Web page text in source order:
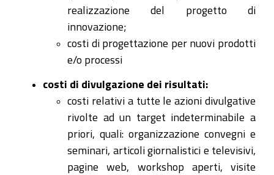
realizzazione del progetto di
innovazione;
costi di progettazione per nuovi prodotti
e/o processi
costi di divulgazione dei risultati:
costi relativi a tutte le azioni divulgative
rivolte ad un target indeterminabile a
priori, quali: organizzazione convegni e
seminari, articoli giornalistici e televisivi,
pagine web, workshop aperti, visite